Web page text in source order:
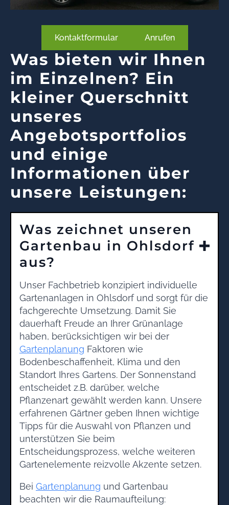
Kontaktformular Anrufen
Was bieten wir Ihnen
im Einzelnen? Ein
kleiner Querschnitt
unseres
Angebotsportfolios
und einige
Informationen über
unsere Leistungen:
Was zeichnet unseren
Gartenbau in Ohlsdorf
aus?
Unser Fachbetrieb konzipiert individuelle
Gartenanlagen in Ohlsdorf und sorgt für die
fachgerechte Umsetzung. Damit Sie
dauerhaft Freude an Ihrer Grünanlage
haben, berücksichtigen wir bei der
Gartenplanung Faktoren wie
Bodenbeschaffenheit, Klima und den
Standort Ihres Gartens. Der Sonnenstand
entscheidet z.B. darüber, welche
Pflanzenart gewählt werden kann. Unsere
erfahrenen Gärtner geben Ihnen wichtige
Tipps für die Auswahl von Pflanzen und
unterstützen Sie beim
Entscheidungsprozess, welche weiteren
Gartenelemente reizvolle Akzente setzen.
Bei Gartenplanung und Gartenbau
beachten wir die Raumaufteilung: